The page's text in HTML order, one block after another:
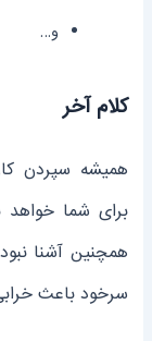
و…
کلام آخر
همیشه سپردن
برای شما
همچنین آشنا
سرخود باعث